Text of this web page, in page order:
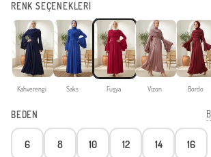
RENK SEÇENEKLERİ
Kahverengi Saks Fuşya Vizon Bordo
BEDEN
6 8 10 12 14 16